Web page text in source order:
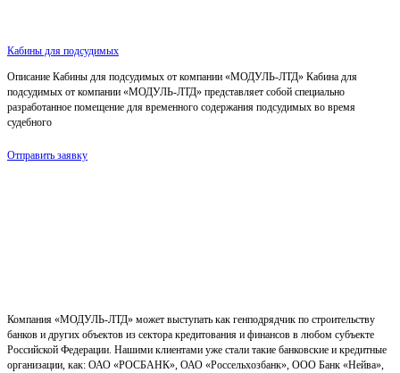
Кабины для подсудимых
Описание Кабины для подсудимых от компании «МОДУЛЬ-ЛТД» Кабина для
подсудимых от компании «МОДУЛЬ-ЛТД» представляет собой специально
разработанное помещение для временного содержания подсудимых во время
судебного
Отправить заявку
Компания «МОДУЛЬ-ЛТД» может выступать как генподрядчик по строительству
банков и других объектов из сектора кредитования и финансов в любом субъекте
Российской Федерации. Нашими клиентами уже стали такие банковские и кредитные
организации, как: ОАО «РОСБАНК», ОАО «Россельхозбанк», ООО Банк «Нейва»,